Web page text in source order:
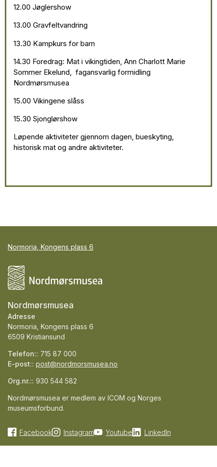
12.00 Jøglershow
13.00 Gravfeltvandring
13.30 Kampkurs for barn
14.30 Foredrag: Mat i vikingtiden, Ann Charlott Marie
Sommer Ekelund, fagansvarlig formidling
Nordmørsmusea
15.00 Vikingene slåss
15.30 Sjonglørshow
Løpende aktiviteter gjennom dagen, bueskyting,
historisk mat og andre aktiviteter.
Normoria, Kongens plass 6
Nordmørsmusea
Adresse
Normoria, Kongens plass 6
6509 Kristiansund
Telefon:: 715 87 000
E-post:: post@nordmorsmusea.no
Org.nr.:: 930 544 582
Nordmørsmusea er medlem av ICOM og Norges
museumsforbund.
Facebook Instagram Youtube LinkedIn